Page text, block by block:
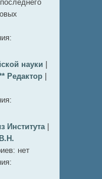
науки
Редактор
Института
В.Н.
нет